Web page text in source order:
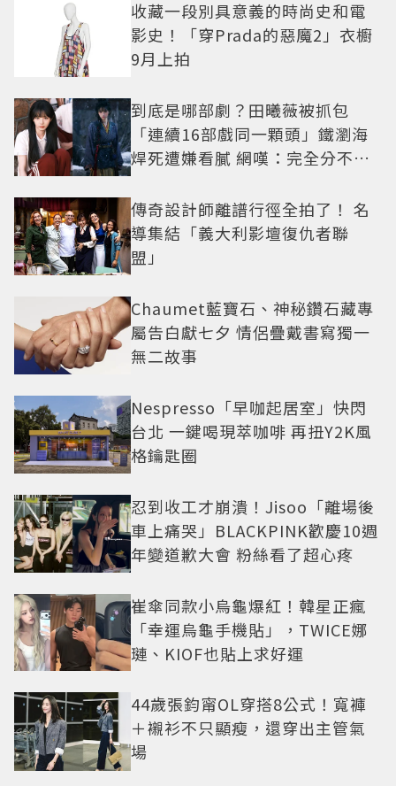
收藏一段別具意義的時尚史和電
影史！「穿Prada的惡魔2」衣櫥
9月上拍
到底是哪部劇？田曦薇被抓包
「連續16部戲同一顆頭」鐵瀏海
焊死遭嫌看膩 網嘆：完全分不出
傳奇設計師離譜行徑全拍了！ 名
導集結「義大利影壇復仇者聯
盟」
Chaumet藍寶石、神秘鑽石藏專
屬告白獻七夕 情侶疊戴書寫獨一
無二故事
Nespresso「早咖起居室」快閃
台北 一鍵喝現萃咖啡 再扭Y2K風
格鑰匙圈
忍到收工才崩潰！Jisoo「離場後
車上痛哭」BLACKPINK歡慶10週
年變道歉大會 粉絲看了超心疼
崔傘同款小烏龜爆紅！韓星正瘋
「幸運烏龜手機貼」，TWICE娜
璉、KIOF也貼上求好運
44歲張鈞甯OL穿搭8公式！寬褲
＋襯衫不只顯瘦，還穿出主管氣
場